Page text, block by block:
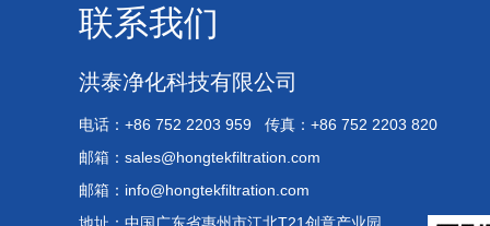
联系我们
洪泰净化科技有限公司
电话：+86 752 2203 959 传真：+86 752 2203 820
邮箱： sales@hongtekfiltration.com
邮箱： info@hongtekfiltration.com